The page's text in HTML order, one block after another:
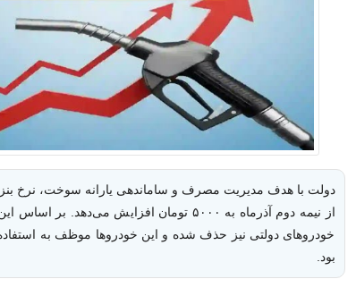
دولت با هدف مدیریت مصرف و ساماندهی یارانه سوخت، نرخ
از نیمه دوم آذرماه به ۵۰۰۰ تومان افزایش می‌دهد.
خودروهای دولتی نیز حذف شده و این خودروها موظف به استفاده
بود.